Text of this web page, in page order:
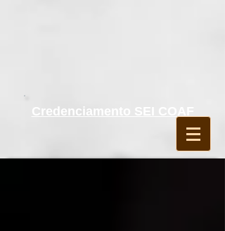
Credenciamento SEI COAF